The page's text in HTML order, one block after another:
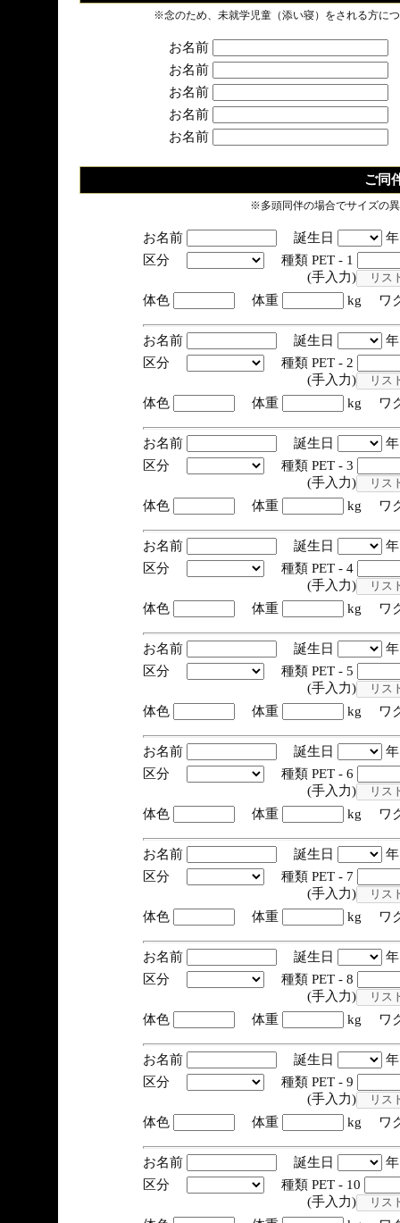
※念のため、未就学児童（添い寝）をされる方に
お名前
お名前
お名前
お名前
お名前
ご同
※多頭同伴の場合でサイズの
お名前 誕生日
区分
種類 PET - 1
(手入力)
体色
体重 kg ワ
お名前 誕生日
区分
種類 PET - 2
(手入力)
体色
体重 kg ワ
お名前 誕生日
区分
種類 PET - 3
(手入力)
体色
体重 kg ワ
お名前 誕生日
区分
種類 PET - 4
(手入力)
体色
体重 kg ワ
お名前 誕生日
区分
種類 PET - 5
(手入力)
体色
体重 kg ワ
お名前 誕生日
区分
種類 PET - 6
(手入力)
体色
体重 kg ワ
お名前 誕生日
区分
種類 PET - 7
(手入力)
体色
体重 kg ワ
お名前 誕生日
区分
種類 PET - 8
(手入力)
体色
体重 kg ワ
お名前 誕生日
区分
種類 PET - 9
(手入力)
体色
体重 kg ワ
お名前 誕生日
区分
種類 PET - 10
(手入力)